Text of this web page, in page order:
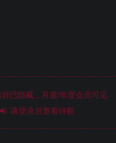
已隐藏，月度/年度会员可见
请登录后查看特权